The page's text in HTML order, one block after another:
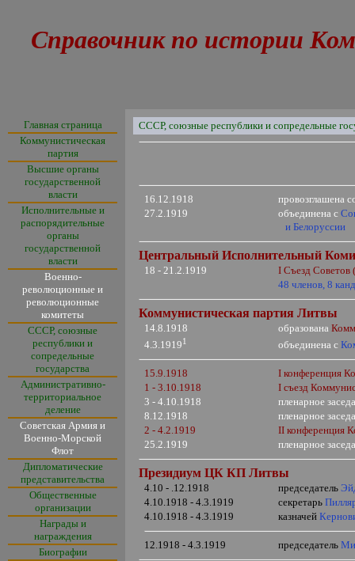
Справочник по истории
Главная страница
Коммунистическая
партия
Высшие органы
государственной
власти
Исполнительные и
распорядительные
органы
государственной
власти
Военно-
революционные и
революционные
комитеты
СССР, союзные
республики и
сопредельные
государства
Административно-
территориальное
деление
Советская Армия и
Военно-Морской
Флот
Дипломатические
представительства
Общественные
организации
Награды и
награждения
Биографии
СССР, союзные республики и сопредельные
16.12.1918
провозглашена
27.2.1919
объединенас
и Белоруссии
Центральный Исполнительный
18 - 21.2.1919 I Съезд Советов
48 членов, 8
Коммунистическая партия Литвы
14.8.1918 образована
4.3.19191 объединена с
15.9.1918 I конференция
1 - 3.10.1918
I съезд
3 - 4.10.1918
пленарное
8.12.1918
пленарное
2 - 4.2.1919
II конференция
25.2.1919
пленарное
Президиум ЦК КП Литвы
4.10 - .12.1918 председатель
4.10.1918 - 4.3.1919
секретарь
4.10.1918 - 4.3.1919
казначей
12.1918 - 4.3.1919 председатель